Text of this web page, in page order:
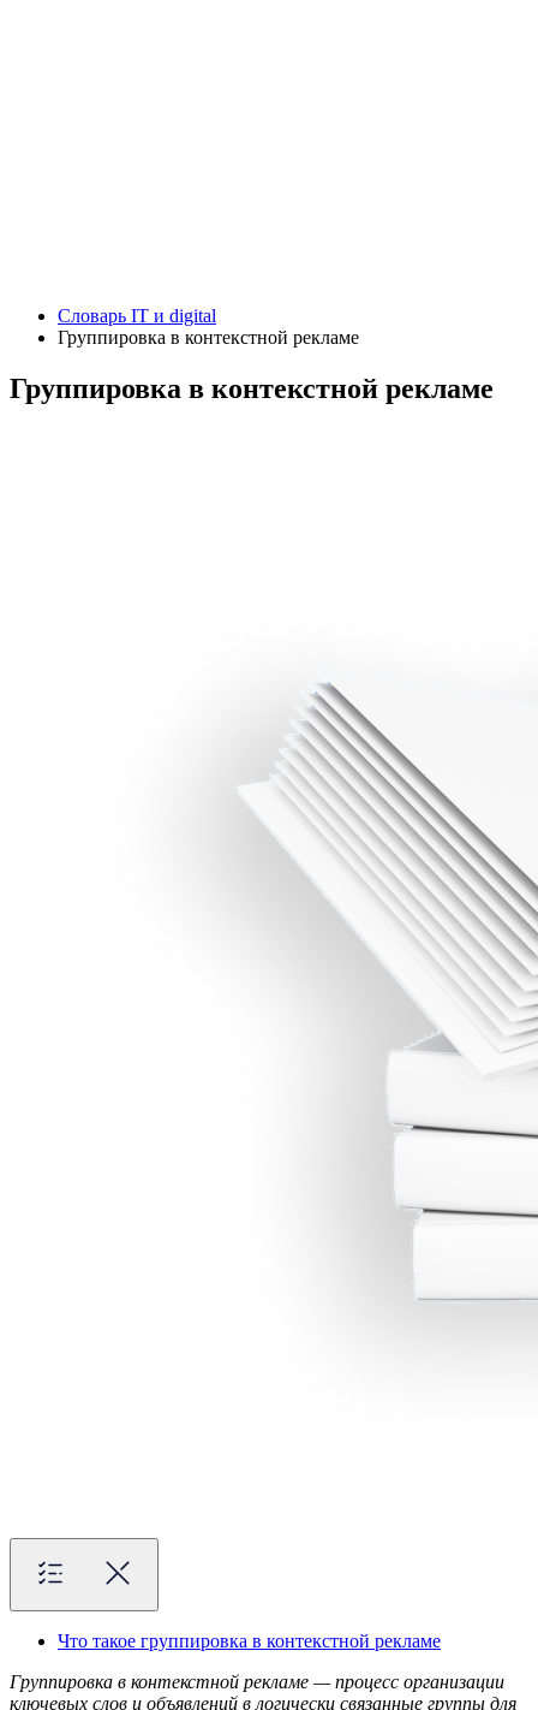
Словарь IT и digital
Группировка в контекстной рекламе
Группировка в контекстной рекламе
Что такое группировка в контекстной рекламе
Группировка в контекстной рекламе — процесс организации
ключевых слов и объявлений в логически связанные группы для